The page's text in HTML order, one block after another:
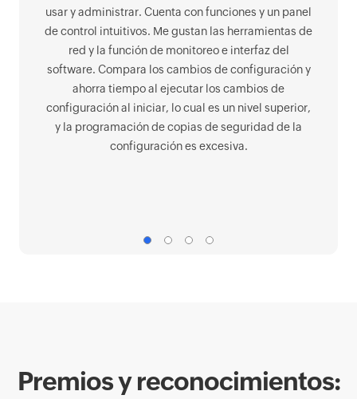
usar y administrar. Cuenta con funciones y un panel
de control intuitivos. Me gustan las herramientas de
red y la función de monitoreo e interfaz del
software. Compara los cambios de configuración y
ahorra tiempo al ejecutar los cambios de
configuración al iniciar, lo cual es un nivel superior,
y la programación de copias de seguridad de la
configuración es excesiva.
Premios y reconocimientos: